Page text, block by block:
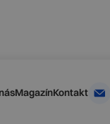
MagazínKontakt